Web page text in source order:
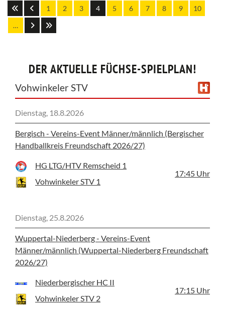
1 2 3 4 5 6 7 8 9
10
…
DER AKTUELLE FÜCHSE-SPIELPLAN!
Vohwinkeler STV
Dienstag, 18.8.2026
Bergisch - Vereins-Event Männer/männlich (Bergischer
Handballkreis Freundschaft 2026/27)
HG LTG/HTV Remscheid 1
Vohwinkeler STV 1
17:45 Uhr
Dienstag, 25.8.2026
Wuppertal-Niederberg - Vereins-Event
Männer/männlich (Wuppertal-Niederberg Freundschaft
2026/27)
Niederbergischer HC II
Vohwinkeler STV 2
17:15 Uhr